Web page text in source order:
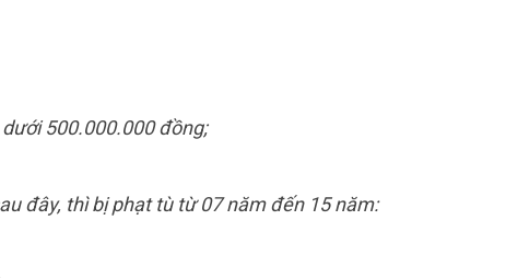
500.000.000 đồng;
đây, thì bị phạt tù từ 07 năm đến 15 năm: